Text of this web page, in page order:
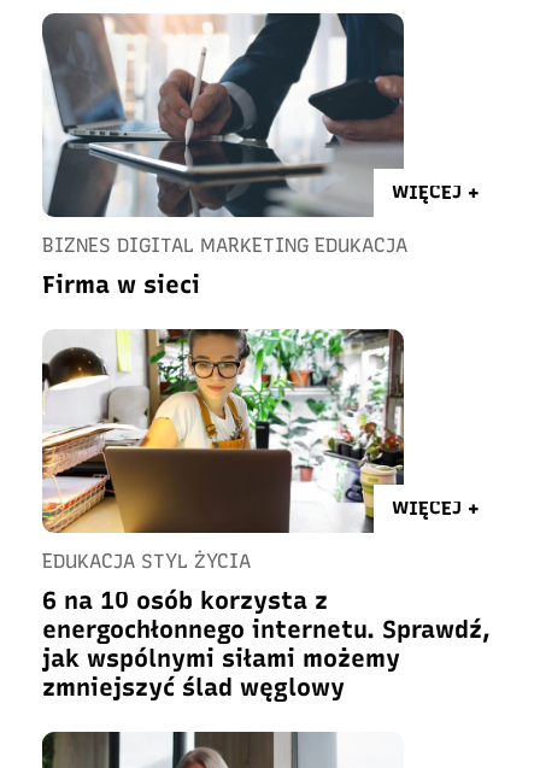
WIĘCEJ +
BIZNES DIGITAL MARKETING EDUKACJA
Firma w sieci
WIĘCEJ +
EDUKACJA STYL ŻYCIA
6 na 10 osób korzysta z
energochłonnego internetu. Sprawdź,
jak wspólnymi siłami możemy
zmniejszyć ślad węglowy